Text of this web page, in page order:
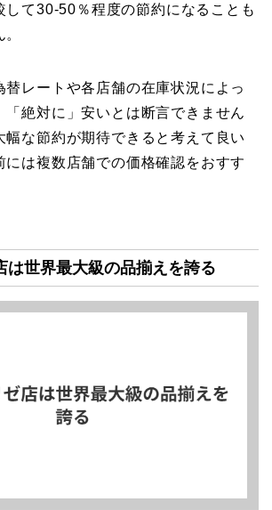
して30-50％程度の節約になることも
替レートや各店舗の在庫状況によっ
「絶対に」安いとは断言できません
幅な節約が期待できると考えて良い
には複数店舗での価格確認をおすす
は世界最大級の品揃えを誇る